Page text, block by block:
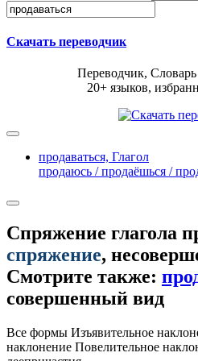
Скачать переводчик
Переводчик,
20+ языков,
продаваться, Глагол
продаюсь / продаёшься /
Спряжение глагола
спряжение,
Смотрите также:
совершенный вид
Все формы Изъявительное
наклонение Повелительное